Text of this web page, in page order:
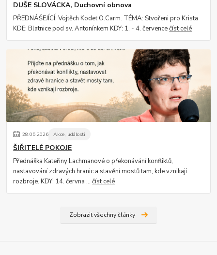
DUŠE SLOVÁCKA, Duchovní obnova
PŘEDNÁŠEJÍCÍ: Vojtěch Kodet O.Carm. TÉMA: Stvořeni pro Krista
KDE: Blatnice pod sv. Antonínkem KDY: 1. - 4. červencečíst celé
28.05.2026 Akce, události
ŠIŘITELÉ POKOJE
Přednáška Kateřiny Lachmanové o překonávání konfliktů,
nastavování zdravých hranic a stavění mostů tam, kde vznikají
rozbroje. KDY: 14. června ...číst celé
Zobrazit všechny články